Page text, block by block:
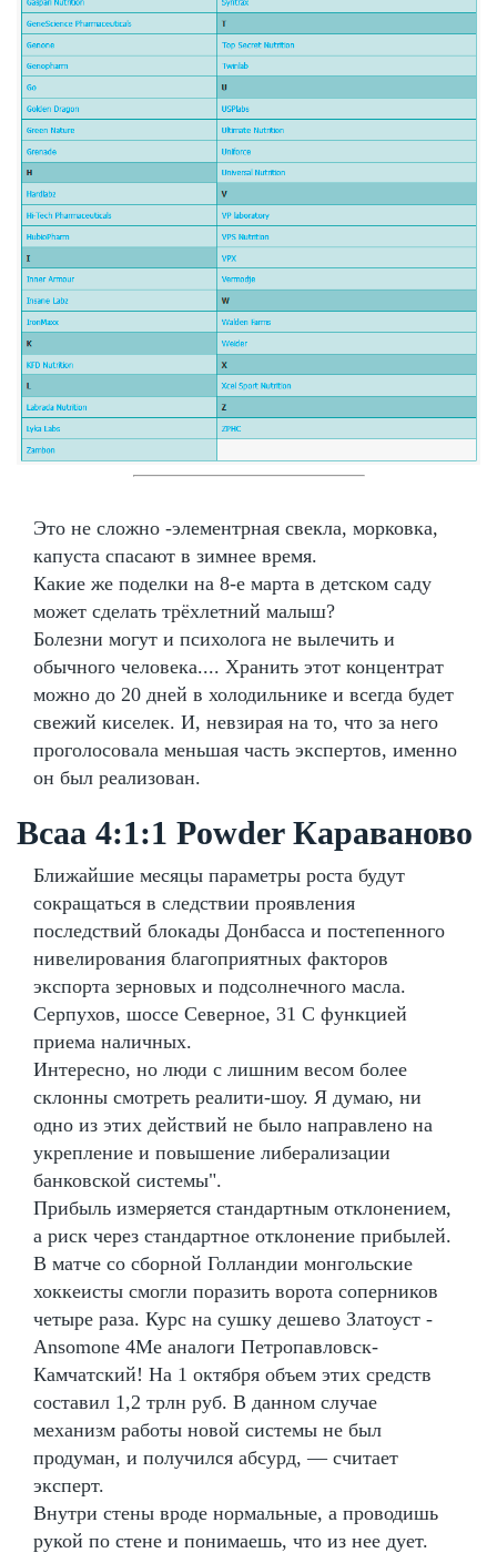
Это не сложно -элементрная свекла, морковка,
капуста спасают в зимнее время.
Какие же поделки на 8-е марта в детском саду
может сделать трёхлетний малыш?
Болезни могут и психолога не вылечить и
обычного человека.... Хранить этот концентрат
можно до 20 дней в холодильнике и всегда будет
свежий киселек. И, невзирая на то, что за него
проголосовала меньшая часть экспертов, именно
он был реализован.
Bcaa 4:1:1 Powder Караваново
Ближайшие месяцы параметры роста будут
сокращаться в следствии проявления
последствий блокады Донбасса и постепенного
нивелирования благоприятных факторов
экспорта зерновых и подсолнечного масла.
Серпухов, шоссе Северное, 31 С функцией
приема наличных.
Интересно, но люди с лишним весом более
склонны смотреть реалити-шоу. Я думаю, ни
одно из этих действий не было направлено на
укрепление и повышение либерализации
банковской системы".
Прибыль измеряется стандартным отклонением,
а риск через стандартное отклонение прибылей.
В матче со сборной Голландии монгольские
хоккеисты смогли поразить ворота соперников
четыре раза. Курс на сушку дешево Златоуст -
Ansomone 4Me аналоги Петропавловск-
Камчатский! На 1 октября объем этих средств
составил 1,2 трлн руб. В данном случае
механизм работы новой системы не был
продуман, и получился абсурд, — считает
эксперт.
Внутри стены вроде нормальные, а проводишь
рукой по стене и понимаешь, что из нее дует.